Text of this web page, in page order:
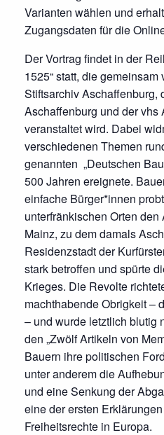
Varianten wählen und
Zugangsdaten für die
Der Vortrag findet in der
1525“ statt, die gemeinsam
Stiftsarchiv Aschaffenburg,
Aschaffenburg und der vhs
veranstaltet wird. Dabei
verschiedenen Themen
genannten „Deutschen
500 Jahren ereignete.
einfache Bürger*innen
unterfränkischen Orten
Mainz, zu dem damals
Residenzstadt der
stark betroffen und spürte
Krieges. Die Revolte
machthabende Obrigkeit –
– und wurde letztlich blutig
den „Zwölf Artikeln von
Bauern ihre politischen
unter anderem die
und eine Senkung der
eine der ersten
Freiheitsrechte in Europa.